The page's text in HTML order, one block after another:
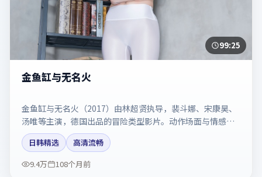
99:25
金鱼缸与无名火
金鱼缸与无名火（2017）由林超贤执导，裴斗娜、宋康昊、
汤唯等主演，德国出品的冒险类型影片。动作场面与情感戏
比例拿捏得当。剧情简介与主创信息可供检索参考，上映日
期以片方资料为准。
日韩精选
高清流畅
9.4万
108个月前